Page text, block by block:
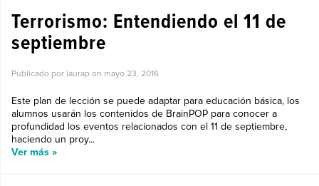
Terrorismo: Entendiendo el 11 de
septiembre
Publicado por laurap on mayo 23, 2016
Este plan de lección se puede adaptar para educación básica, los
alumnos usarán los contenidos de BrainPOP para conocer a
profundidad los eventos relacionados con el 11 de septiembre,
haciendo un proy...
Ver más »